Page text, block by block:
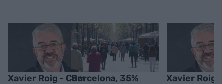
Xavier Roig - ComBarcelona, 35%
Xavier Roig -